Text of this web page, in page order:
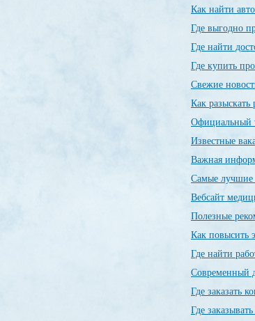
Как найти
Где выгодно
Где найти
Где купить
Свежие
Как разыскать
Официальный
Известные
Важная
Самые лучшие
Вебсайт
Полезные
Как повысить
Где найти
Современный
Где заказать
Где